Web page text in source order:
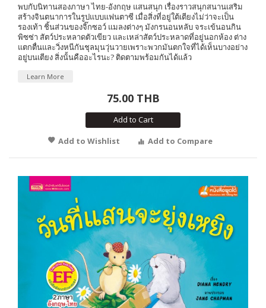
พบกับนิทานสองภาษา ไทย-อังกฤษ แสนสนุก เรื่องราวสนุกสนานเสริม
สร้างจินตนาการในรูปแบบแฟนตาซี เมื่อสิ่งที่อยู่ใต้เตียงไม่ว่าจะเป็น
รองเท้า ชิ้นส่วนของจิ๊กซอว์ แมลงต่างๆ มังกรนอนหลับ จระเข้นอนกิน
พิซซ่า สัตว์ประหลาดตัวเขียว และเหล่าสัตว์ประหลาดที่อยู่นอกห้อง ต่าง
แตกตื่นและวิ่งหนีกันชุลมุนวุ่นวายเพราะพวกมันตกใจที่ได้เห็นบางอย่าง
อยู่บนเตียง สิ่งนั้นคืออะไรนะ? ติดตามพร้อมกันได้แล้ว
Learn More
75.00 THB
Add to Cart
Add to Wishlist
Add to Compare